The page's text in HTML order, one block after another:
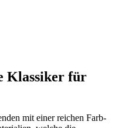
Klassiker für
mit einer reichen Farb-